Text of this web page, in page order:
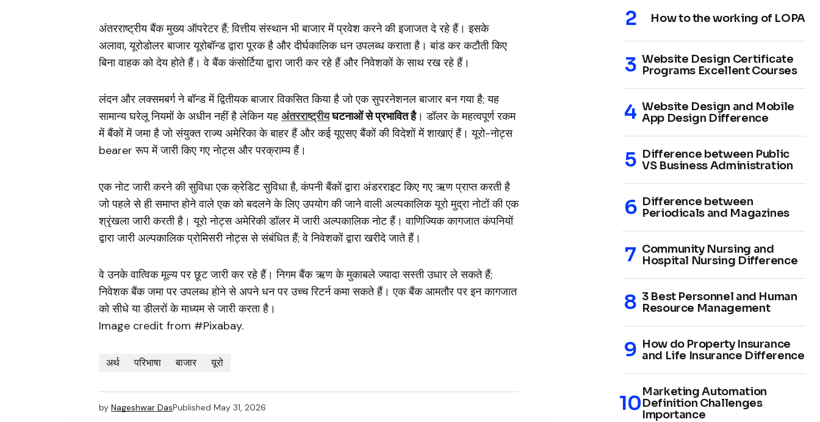
अंतरराष्ट्रीय बैंक मुख्य ऑपरेटर हैं; वित्तीय संस्थान भी बाजार में प्रवेश करने की इजाजत दे रहे हैं। इसके
अलावा, यूरोडोलर बाजार यूरोबॉन्ड द्वारा पूरक है और दीर्घकालिक धन उपलब्ध कराता है। बांड कर कटौती किए
बिना वाहक को देय होते हैं। वे बैंक कंसोर्टिया द्वारा जारी कर रहे हैं और निवेशकों के साथ रख रहे हैं।
लंदन और लक्समबर्ग ने बॉन्ड में द्वितीयक बाजार विकसित किया है जो एक सुपरनेशनल बाजार बन गया है; यह
सामान्य घरेलू नियमों के अधीन नहीं है लेकिन यह अंतरराष्ट्रीयघटनाओं से प्रभावित है। डॉलर के महत्वपूर्ण रकम
में बैंकों में जमा है जो संयुक्त राज्य अमेरिका के बाहर हैं और कई यूएसए बैंकों की विदेशों में शाखाएं हैं। यूरो-नोट्स
bearer रूप में जारी किए गए नोट्स और परक्राम्य हैं।
एक नोट जारी करने की सुविधा एक क्रेडिट सुविधा है, कंपनी बैंकों द्वारा अंडरराइट किए गए ऋण प्राप्त करती है
जो पहले से ही समाप्त होने वाले एक को बदलने के लिए उपयोग की जाने वाली अल्पकालिक यूरो मुद्रा नोटों की एक
श्रृंखला जारी करती है। यूरो नोट्स अमेरिकी डॉलर में जारी अल्पकालिक नोट हैं। वाणिज्यिक कागजात कंपनियों
द्वारा जारी अल्पकालिक प्रोमिसरी नोट्स से संबंधित हैं; वे निवेशकों द्वारा खरीदे जाते हैं।
वे उनके वात्विक मूल्य पर छूट जारी कर रहे हैं। निगम बैंक ऋण के मुकाबले ज्यादा सस्ती उधार ले सकते हैं;
निवेशक बैंक जमा पर उपलब्ध होने से अपने धन पर उच्च रिटर्न कमा सकते हैं। एक बैंक आमतौर पर इन कागजात
को सीधे या डीलरों के माध्यम से जारी करता है।
Image credit from #Pixabay.
अर्थ परिभाषा बाजार यूरो
by Nageshwar DasPublished May 31, 2026
How to the working of LOPA
Website Design Certificate
Programs Excellent Courses
Website Design and Mobile
App Design Difference
Difference between Public
VS Business Administration
Difference between
Periodicals and Magazines
Community Nursing and
Hospital Nursing Difference
3 Best Personnel and Human
Resource Management
How do Property Insurance
and Life Insurance Difference
Marketing Automation
Definition Challenges
Importance